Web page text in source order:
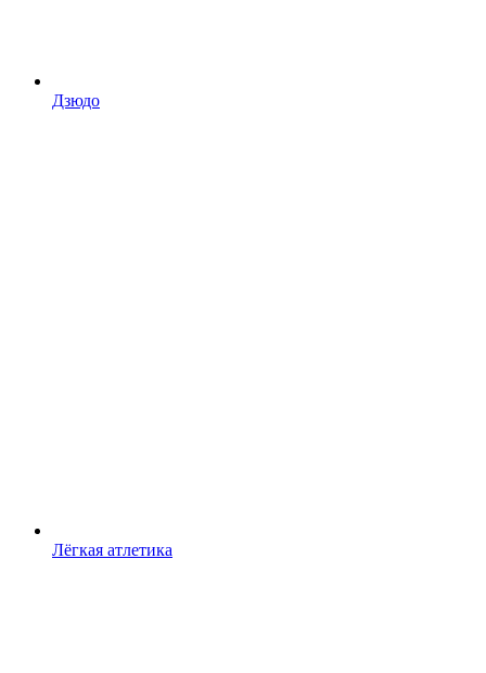
Дзюдо
Лёгкая атлетика